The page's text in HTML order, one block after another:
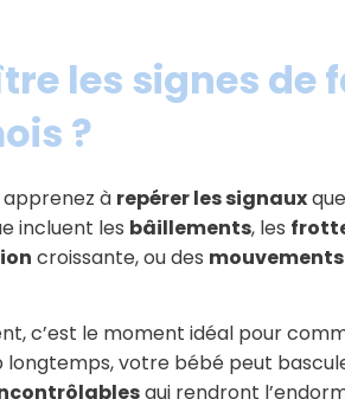
les signes de
?
apprenez à repérer les signaux
incluent les bâillements, les
croissante, ou des
c’est le moment idéal pour
votre bébé peut
qui rendront